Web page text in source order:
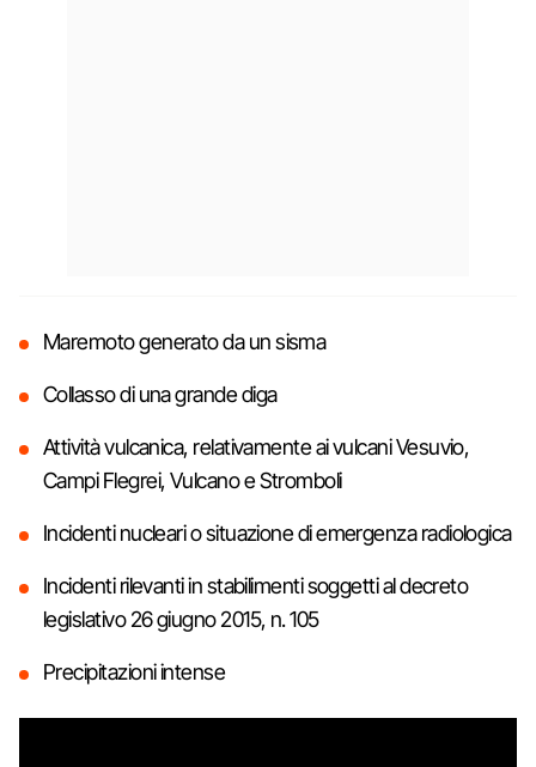
Maremoto generato da un sisma
Collasso di una grande diga
Attività vulcanica, relativamente ai vulcani Vesuvio,
Campi Flegrei, Vulcano e Stromboli
Incidenti nucleari o situazione di emergenza radiologica
Incidenti rilevanti in stabilimenti soggetti al decreto
legislativo 26 giugno 2015, n. 105
Precipitazioni intense